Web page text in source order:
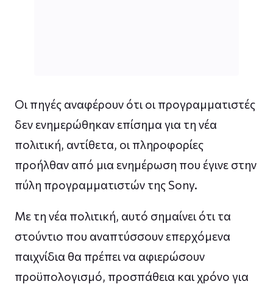
Οι πηγές αναφέρουν ότι οι προγραμματιστές
δεν ενημερώθηκαν επίσημα για τη νέα
πολιτική, αντίθετα, οι πληροφορίες
προήλθαν από μια ενημέρωση που έγινε στην
πύλη προγραμματιστών της Sony.
Με τη νέα πολιτική, αυτό σημαίνει ότι τα
στούντιο που αναπτύσσουν επερχόμενα
παιχνίδια θα πρέπει να αφιερώσουν
προϋπολογισμό, προσπάθεια και χρόνο για